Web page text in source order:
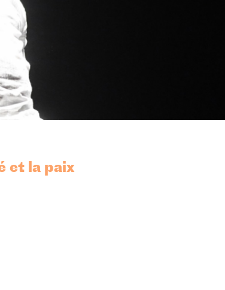
et la paix